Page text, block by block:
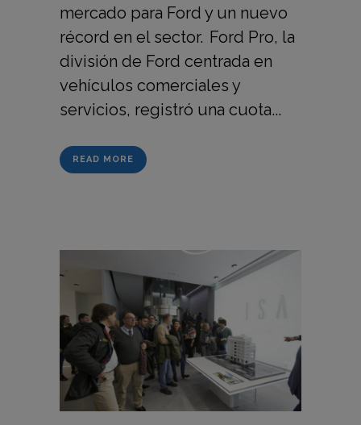
mercado para Ford y un nuevo
récord en el sector. Ford Pro, la
división de Ford centrada en
vehículos comerciales y
servicios, registró una cuota...
READ MORE